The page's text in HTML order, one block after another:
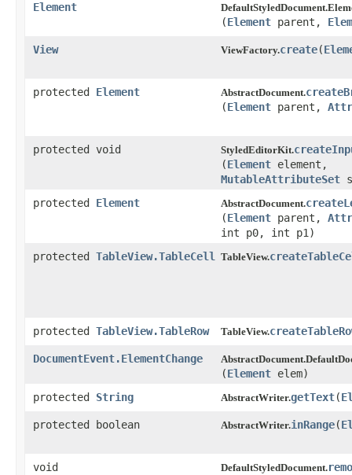
Element
(Element parent,
View ViewFactory.create​(
protected Element AbstractDocument.
(Element parent,
protected void StyledEditorKit.
(Element element,
MutableAttributeSet
protected Element AbstractDocument.
(Element parent,
int p0, int p1)
protected TableView.TableCell TableView.
protected TableView.TableRow TableView.
DocumentEvent.ElementChange
(Element elem)
protected String AbstractWriter.getText​(
protected boolean AbstractWriter.inRange​(
void DefaultStyledDocument.